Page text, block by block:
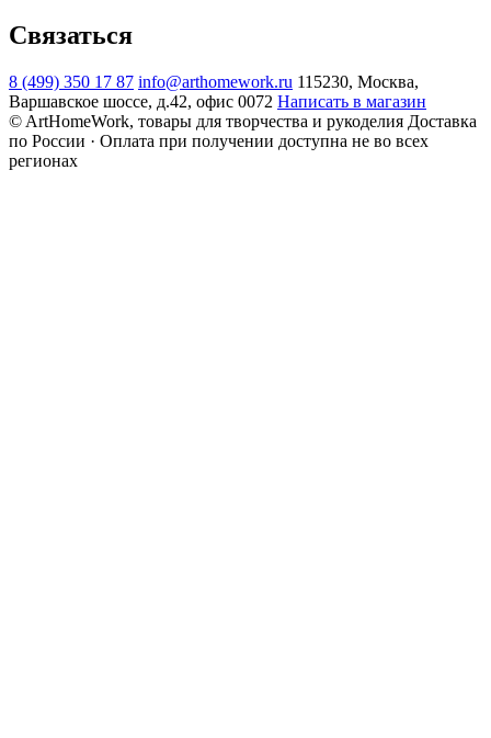
Связаться
8 (499) 350 17 87 info@arthomework.ru 115230, Москва,
Варшавское шоссе, д.42, офис 0072 Написать в магазин
© ArtHomeWork, товары для творчества и рукоделия Доставка
по России · Оплата при получении доступна не во всех
регионах